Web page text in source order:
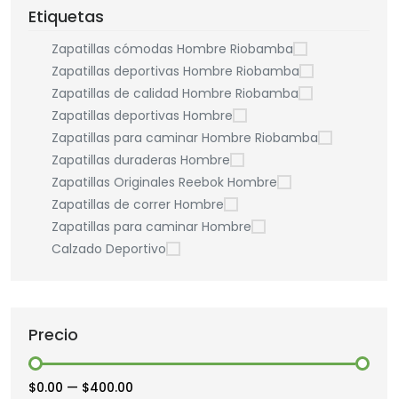
Etiquetas
Zapatillas cómodas Hombre Riobamba
Zapatillas deportivas Hombre Riobamba
Zapatillas de calidad Hombre Riobamba
Zapatillas deportivas Hombre
Zapatillas para caminar Hombre Riobamba
Zapatillas duraderas Hombre
Zapatillas Originales Reebok Hombre
Zapatillas de correr Hombre
Zapatillas para caminar Hombre
Calzado Deportivo
Precio
$0.00 — $400.00